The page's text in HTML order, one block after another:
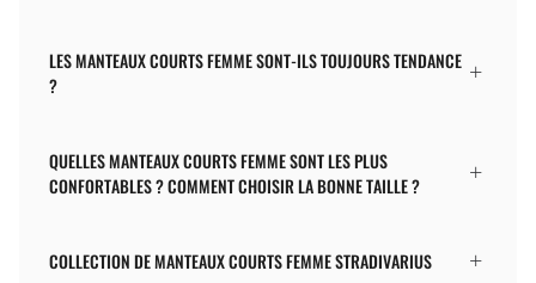
LES MANTEAUX COURTS FEMME SONT-ILS TOUJOURS TENDANCE
?
QUELLES MANTEAUX COURTS FEMME SONT LES PLUS
CONFORTABLES ? COMMENT CHOISIR LA BONNE TAILLE ?
COLLECTION DE MANTEAUX COURTS FEMME STRADIVARIUS